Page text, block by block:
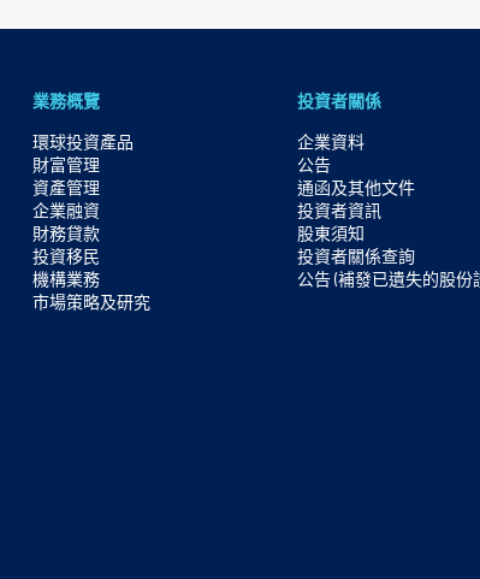
業務概覽
環球投資產品
財富管理
資產管理
企業融資
財務貸款
投資移民
機構業務
市場策略及研究​
投資者關係
企業資料
公告
通函及其他文件
投資者資訊
股東須知
投資者關係查詢
公告 (補發已遺失的股份